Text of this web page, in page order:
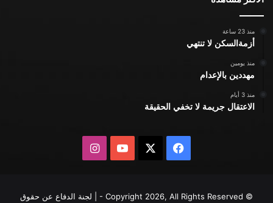
منذ 23 ساعة
أزمةالسكن لا تنتهي
منذ يومين
مهددين بالإعدام
منذ 3 أيام
الاعتقال جريمة لا تخفي الحقيقة
فيسبوك يوتيوبانستقرام
© Copyright 2026, All Rights Reserved - | لجنة الدفاع عن حقوق